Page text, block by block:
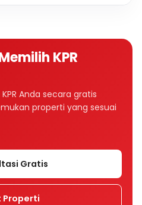
KPR
Anda secara gratis
properti yang sesuai
Gratis
Properti